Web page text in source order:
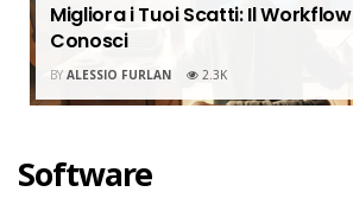
Migliora i Tuoi Scatti: Il Workflow
Conosci
BY ALESSIO FURLAN 2.3K
Software